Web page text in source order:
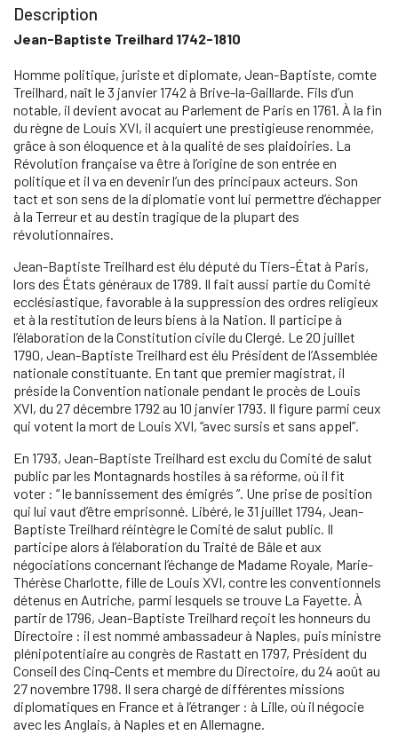
Description
Jean-Baptiste Treilhard 1742-1810
Homme politique, juriste et diplomate, Jean-Baptiste, comte
Treilhard, naît le 3 janvier 1742 à Brive-la-Gaillarde. Fils d’un
notable, il devient avocat au Parlement de Paris en 1761. À la fin
du règne de Louis XVI, il acquiert une prestigieuse renommée,
grâce à son éloquence et à la qualité de ses plaidoiries. La
Révolution française va être à l’origine de son entrée en
politique et il va en devenir l’un des principaux acteurs. Son
tact et son sens de la diplomatie vont lui permettre d’échapper
à la Terreur et au destin tragique de la plupart des
révolutionnaires.
Jean-Baptiste Treilhard est élu député du Tiers-État à Paris,
lors des États généraux de 1789. Il fait aussi partie du Comité
ecclésiastique, favorable à la suppression des ordres religieux
et à la restitution de leurs biens à la Nation. Il participe à
l’élaboration de la Constitution civile du Clergé. Le 20 juillet
1790, Jean-Baptiste Treilhard est élu Président de l’Assemblée
nationale constituante. En tant que premier magistrat, il
préside la Convention nationale pendant le procès de Louis
XVI, du 27 décembre 1792 au 10 janvier 1793. Il figure parmi ceux
qui votent la mort de Louis XVI, “avec sursis et sans appel”.
En 1793, Jean-Baptiste Treilhard est exclu du Comité de salut
public par les Montagnards hostiles à sa réforme, où il fit
voter : “ le bannissement des émigrés ”. Une prise de position
qui lui vaut d’être emprisonné. Libéré, le 31 juillet 1794, Jean-
Baptiste Treilhard réintègre le Comité de salut public. Il
participe alors à l’élaboration du Traité de Bâle et aux
négociations concernant l’échange de Madame Royale, Marie-
Thérèse Charlotte, fille de Louis XVI, contre les conventionnels
détenus en Autriche, parmi lesquels se trouve La Fayette. À
partir de 1796, Jean-Baptiste Treilhard reçoit les honneurs du
Directoire : il est nommé ambassadeur à Naples, puis ministre
plénipotentiaire au congrès de Rastatt en 1797, Président du
Conseil des Cinq-Cents et membre du Directoire, du 24 août au
27 novembre 1798. Il sera chargé de différentes missions
diplomatiques en France et à l’étranger : à Lille, où il négocie
avec les Anglais, à Naples et en Allemagne.